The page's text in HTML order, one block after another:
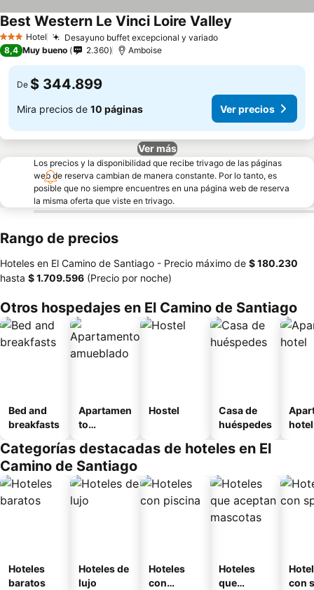
3 Estrellas
Hotel Desayuno buffet excepcional y variadoVer precios
Best Western Le Vinci Loire Valley
8,4 Muy bueno 2.360 Amboise
De $ 344.899
Mira precios de 10 páginas Ver precios
Ver más
Los precios y la disponibilidad que recibe trivago de las páginas
web de reserva cambian de manera constante. Por lo tanto, es
posible que no siempre encuentres en una página web de reserva
la misma oferta que viste en trivago.
Rango de precios
Hoteles en El Camino de Santiago - Precio máximo de ‎$ 180.230
hasta ‎$ 1.709.596 (Precio por noche)
Otros hospedajes en El Camino de Santiago
Bed and
breakfasts
Apartamen
to
o
Hostel
Casa de
huéspedes
hotel
Categorías destacadas de hoteles en El
Camino de Santiago
Hoteles
baratos
Hoteles de
lujo
Hoteles
con
Hoteles
que
con